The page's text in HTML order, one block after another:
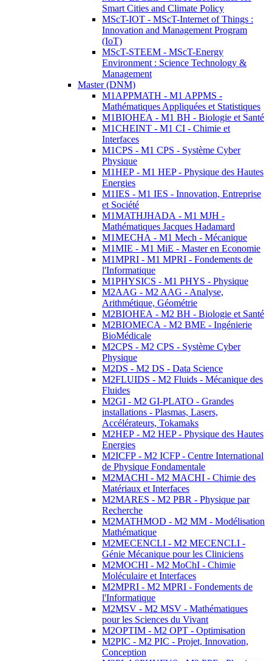
Smart Cities and Climate Policy
MScT-IOT - MScT-Internet of Things :
Innovation and Management Program
(IoT)
MScT-STEEM - MScT-Energy
Environment : Science Technology &
Management
Master (DNM)
M1APPMATH - M1 APPMS -
Mathématiques Appliquées et Statistiques
M1BIOHEA - M1 BH - Biologie et Santé
M1CHEINT - M1 CI - Chimie et
Interfaces
M1CPS - M1 CPS - Système Cyber
Physique
M1HEP - M1 HEP - Physique des Hautes
Energies
M1IES - M1 IES - Innovation, Entreprise
et Société
M1MATHJHADA - M1 MJH -
Mathématiques Jacques Hadamard
M1MECHA - M1 Mech - Mécanique
M1MIE - M1 MiE - Master en Economie
M1MPRI - M1 MPRI - Fondements de
l'Informatique
M1PHYSICS - M1 PHYS - Physique
M2AAG - M2 AAG - Analyse,
Arithmétique, Géométrie
M2BIOHEA - M2 BH - Biologie et Santé
M2BIOMECA - M2 BME - Ingénierie
BioMédicale
M2CPS - M2 CPS - Système Cyber
Physique
M2DS - M2 DS - Data Science
M2FLUIDS - M2 Fluids - Mécanique des
Fluides
M2GI - M2 GI-PLATO - Grandes
installations - Plasmas, Lasers,
Accélérateurs, Tokamaks
M2HEP - M2 HEP - Physique des Hautes
Energies
M2ICFP - M2 ICFP - Centre International
de Physique Fondamentale
M2MACHI - M2 MACHI - Chimie des
Matériaux et Interfaces
M2MARES - M2 PBR - Physique par
Recherche
M2MATHMOD - M2 MM - Modélisation
Mathématique
M2MECENCLI - M2 MECENCLI -
Génie Mécanique pour les Cliniciens
M2MOCHI - M2 MoChI - Chimie
Moléculaire et Interfaces
M2MPRI - M2 MPRI - Fondements de
l'Informatique
M2MSV - M2 MSV - Mathématiques
pour les Sciences du Vivant
M2OPTIM - M2 OPT - Optimisation
M2PIC - M2 PIC - Projet, Innovation,
Conception